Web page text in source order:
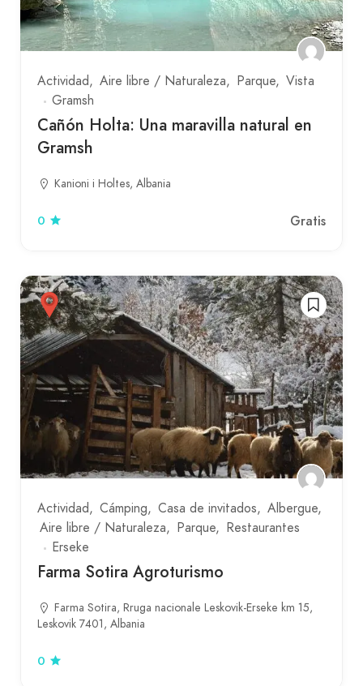
Actividad Aire libre / Naturaleza Parque Vista
Gramsh
Cañón Holta: Una maravilla natural en
Gramsh
Kanioni i Holtes, Albania
0 Gratis
Actividad Cámping Casa de invitados
Albergue
Aire libre / Naturaleza
Parque
Restaurantes
Erseke
Farma Sotira Agroturismo
Farma Sotira, Rruga nacionale Leskovik-Erseke km 15,
Leskovik 7401, Albania
0